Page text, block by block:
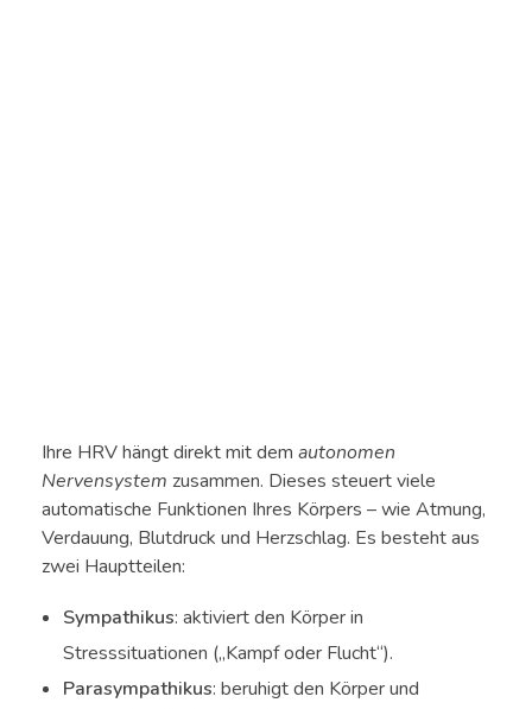
Ihre HRV hängt direkt mit dem autonomen
Nervensystem zusammen. Dieses steuert viele
automatische Funktionen Ihres Körpers – wie Atmung,
Verdauung, Blutdruck und Herzschlag. Es besteht aus
zwei Hauptteilen:
Sympathikus: aktiviert den Körper in
Stresssituationen („Kampf oder Flucht“).
Parasympathikus: beruhigt den Körper und